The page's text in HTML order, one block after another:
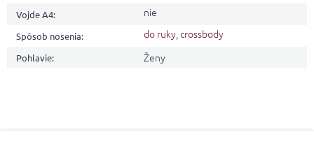
Vojde A4: nie
Spôsob nosenia: do ruky,crossbody
Pohlavie: Ženy